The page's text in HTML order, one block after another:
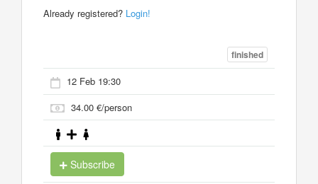
Already registered? Login!
finished
12 Feb 19:30
34.00 €/person
Subscribe